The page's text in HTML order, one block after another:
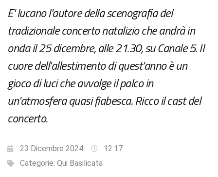
E' lucano l'autore della scenografia del
tradizionale concerto natalizio che andrà in
onda il 25 dicembre, alle 21.30, su Canale 5. Il
cuore dell'allestimento di quest'anno è un
gioco di luci che avvolge il palco in
un'atmosfera quasi fiabesca. Ricco il cast del
concerto.
23 Dicembre 2024
12:17
Categorie: Qui Basilicata